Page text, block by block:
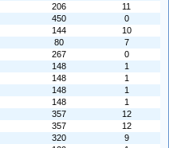
206
11
450
0
144
10
80
7
267
0
148
1
148
1
148
1
148
1
357
12
357
12
320
9